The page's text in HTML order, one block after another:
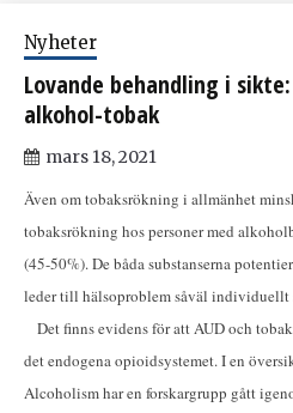
Nyheter
Lovande behandling i
alkohol-tobak
mars 18, 2021
Även om tobaksrökning i allmänhet
tobaksrökning hos personer med
(45-50%). De båda substanserna
leder till hälsoproblem såväl individuellt
Det finns evidens för att AUD och
det endogena opioidsystemet. I en
Alcoholism har en forskargrupp gått